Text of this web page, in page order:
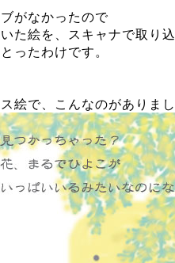
がなかったので
た絵を、スキャナで取り
ったわけです。
絵で、こんなのがありま